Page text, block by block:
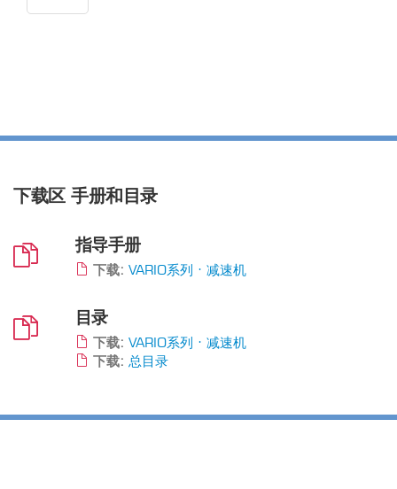
下载区手册和目录
指导手册
下载: VARIO系列 · 减速机
目录
下载: VARIO系列 · 减速机
下载: 总目录